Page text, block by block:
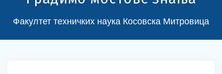
Факултет техничких наука Косовска Митровица